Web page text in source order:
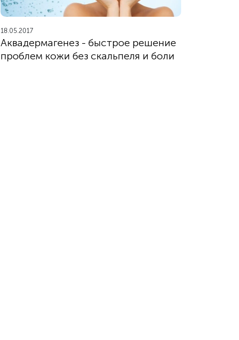
18.05.2017
Аквадермагенез - быстрое решение
проблем кожи без скальпеля и боли